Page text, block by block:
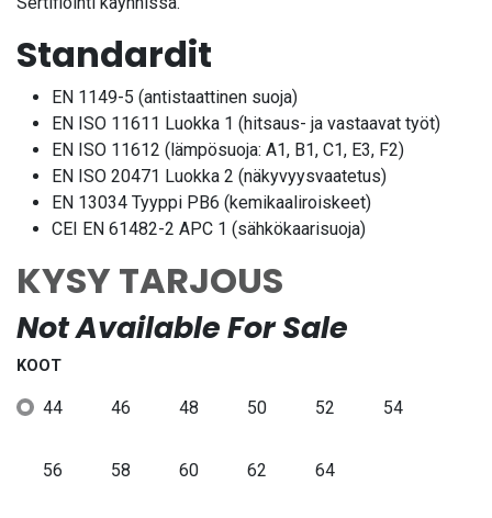
Standardit
EN 1149-5 (antistaattinen suoja)
EN ISO 11611 Luokka 1 (hitsaus- ja vastaavat työt)
EN ISO 11612 (lämpösuoja: A1, B1, C1, E3, F2)
EN ISO 20471 Luokka 2 (näkyvyysvaatetus)
EN 13034 Tyyppi PB6 (kemikaaliroiskeet)
CEI EN 61482-2 APC 1 (sähkökaarisuoja)
KYSY TARJOUS
Not Available For Sale
KOOT
44 46 48 50 52 54
56 58 60 62 64